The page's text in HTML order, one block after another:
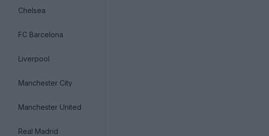
Chelsea
FC Barcelona
Liverpool
Manchester City
Manchester United
Real Madrid